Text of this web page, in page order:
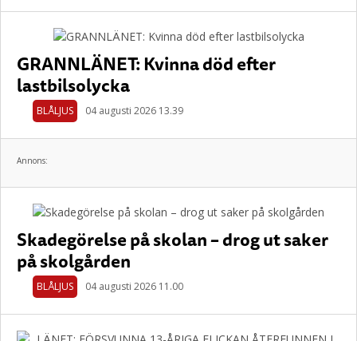
GRANNLÄNET: Kvinna död efter
lastbilsolycka
BLÅLJUS 04 augusti 2026 13.39
Annons:
Skadegörelse på skolan – drog ut saker
på skolgården
BLÅLJUS 04 augusti 2026 11.00